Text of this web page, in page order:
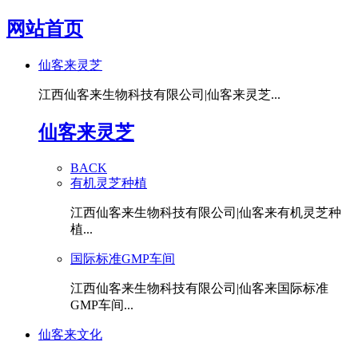
网站首页
仙客来灵芝
江西仙客来生物科技有限公司|仙客来灵芝...
仙客来灵芝
BACK
有机灵芝种植
江西仙客来生物科技有限公司|仙客来有机灵芝种
植...
国际标准GMP车间
江西仙客来生物科技有限公司|仙客来国际标准
GMP车间...
仙客来文化